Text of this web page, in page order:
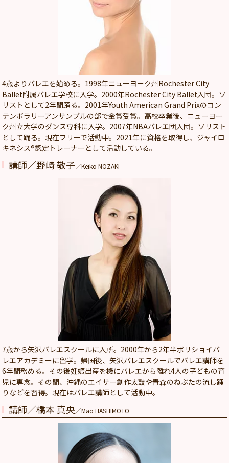
4歳よりバレエを始める。1998年ニューヨーク州Rochester City
Ballet附属バレエ学校に入学。2000年Rochester City Ballet入団。ソ
リストとして2年間踊る。2001年Youth American Grand Prixのコン
テンポラリーアンサンブルの部で金賞受賞。高校卒業後、ニューヨー
ク州立大学のダンス専科に入学。2007年NBAバレエ団入団。ソリスト
として踊る。現在フリーで活動中。2021年に資格を取得し、ジャイロ
キネシス®︎認定トレーナーとして活動している。
講師／野崎 敬子／Keiko NOZAKI
7歳から矢沢バレエスクールに入所。2000年から2年半ボリショイバ
レエアカデミーに留学。帰国後、矢沢バレエスクールでバレエ講師を
6年間務める。その後妊娠出産を機にバレエから離れ4人の子どもの育
児に専念。その間、沖縄のエイサー創作太鼓や青森のねぶたの流し踊
りなどを習得。現在はバレエ講師として活動中。
講師／橋本 真央／Mao HASHIMOTO